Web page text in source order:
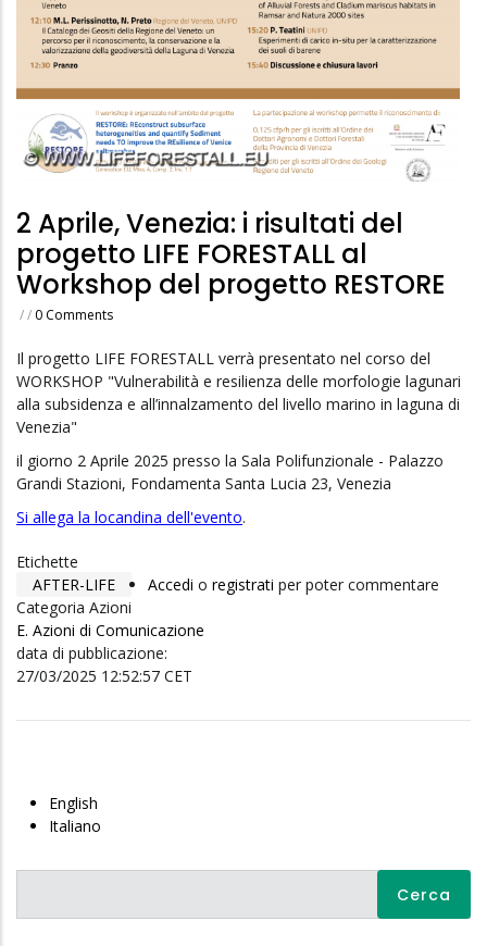
2 Aprile, Venezia: i risultati del
progetto LIFE FORESTALL al
Workshop del progetto RESTORE
// 0 Comments
Il progetto LIFE FORESTALL verrà presentato nel corso del
WORKSHOP "Vulnerabilità e resilienza delle morfologie lagunari
alla subsidenza e all’innalzamento del livello marino in laguna di
Venezia"
il giorno 2 Aprile 2025 presso la Sala Polifunzionale - Palazzo
Grandi Stazioni, Fondamenta Santa Lucia 23, Venezia
Si allega la locandina dell'evento.
Etichette
AFTER-LIFE
Accedi o registrati per poter commentare
Categoria Azioni
E. Azioni di Comunicazione
data di pubblicazione:
27/03/2025 12:52:57 CET
English
Italiano